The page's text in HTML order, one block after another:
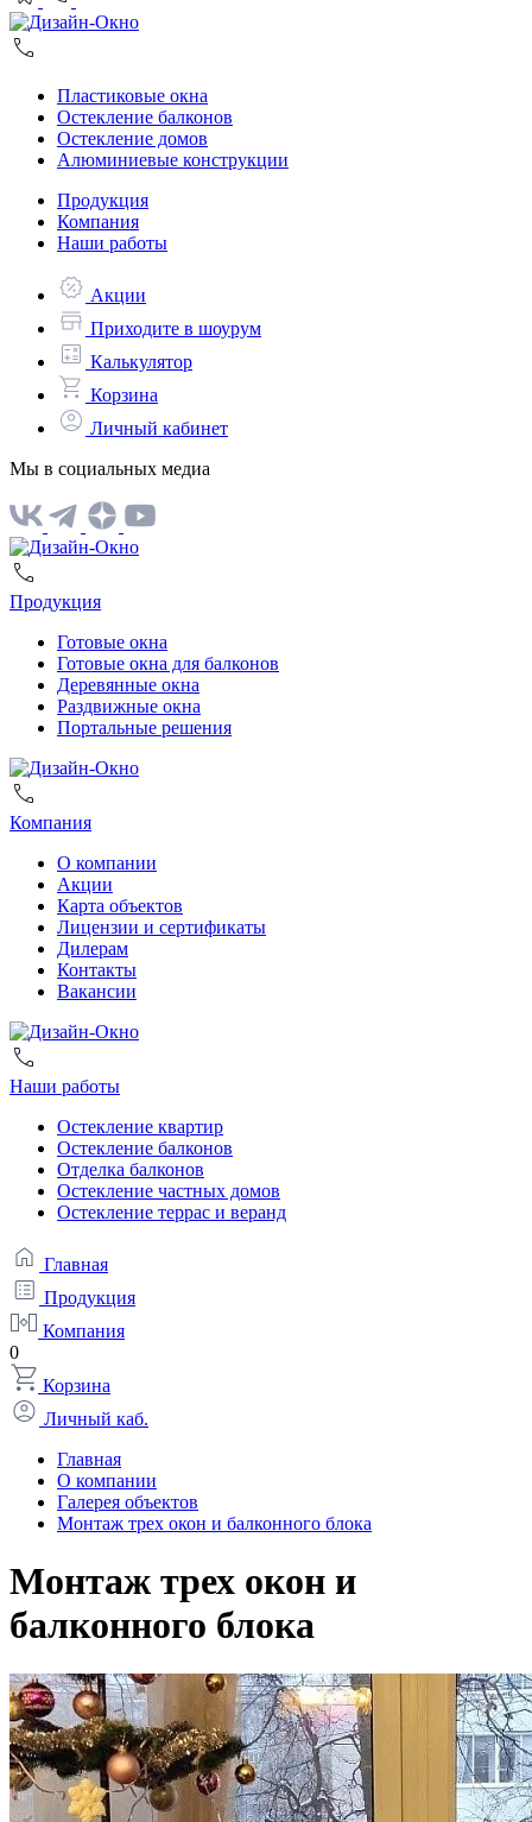
Пластиковые окна
Остекление балконов
Остекление домов
Алюминиевые конструкции
Продукция
Компания
Наши работы
Акции
Приходите в шоурум
Калькулятор
Корзина
Личный кабинет
Мы в социальных медиа
Продукция
Готовые окна
Готовые окна для балконов
Деревянные окна
Раздвижные окна
Портальные решения
Компания
О компании
Акции
Карта объектов
Лицензии и сертификаты
Дилерам
Контакты
Вакансии
Наши работы
Остекление квартир
Остекление балконов
Отделка балконов
Остекление частных домов
Остекление террас и веранд
Главная
Продукция
Компания
0
Корзина
Личный каб.
Главная
О компании
Галерея объектов
Монтаж трех окон и балконного блока
Монтаж трех окон и
балконного блока